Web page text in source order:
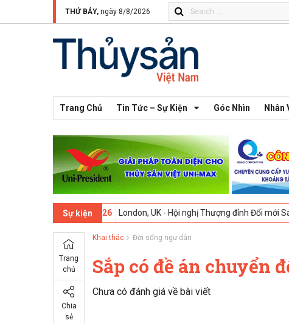
THỨ BẢY, ngày 8/8/2026
Trang Chủ Tin Tức – Sự Kiện Góc Nhìn Nhân
Sự kiện
London, UK - Hội nghị Thượng đỉnh Đổi mới Sáng tạo
Trang
chủ
Chia
sẻ
Khai thác Đời sống ngư dân
Sắp có đề án chuyển
Chưa có đánh giá về bài viết